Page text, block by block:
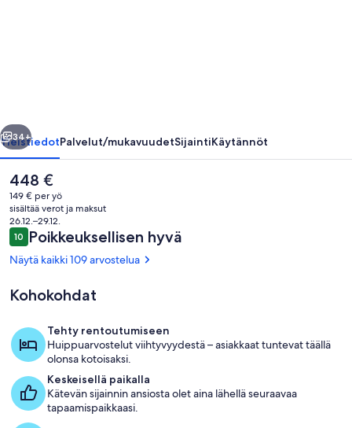
Beach
valokuvagalleria
Seuraava
34+
YleistiedotPalvelut/mukavuudetSijaintiKäytännöt
Nykyinen
hinta
on
448 €
448 €
149 € per yö
sisältää verot ja maksut
26.12.–29.12.
Arvostelut
1010 kautta 10.
Poikkeuksellisen hyvä
Näytä kaikki 109 arvostelua
Kohokohdat
Tehty rentoutumiseen
Huippuarvostelut viihtyvyydestä – asiakkaat tuntevat täällä
olonsa kotoisaksi.
Keskeisellä paikalla
Kätevän sijainnin ansiosta olet aina lähellä seuraavaa
tapaamispaikkaasi.